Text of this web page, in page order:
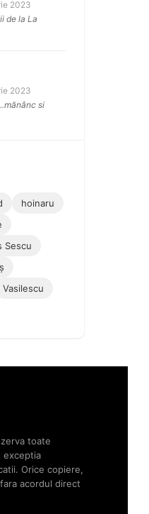
2023
de la La
2023
si
hoinaru
Sescu
Vasilescu
toate
exceptia
Orice copiere,
acordul direct